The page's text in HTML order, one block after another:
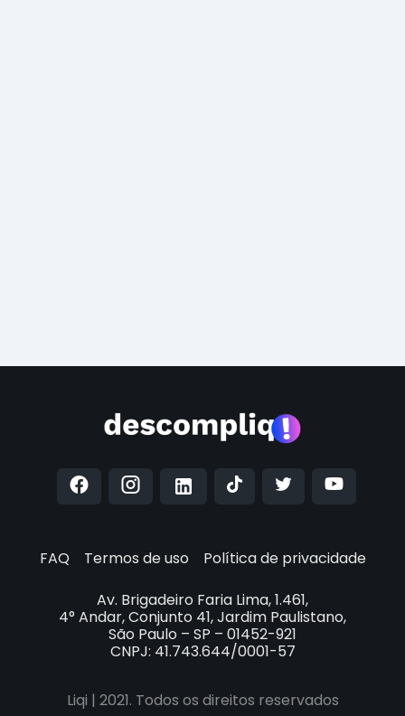
FAQ Termos de uso
Política de privacidade
Av. Brigadeiro Faria Lima, 1.461,
4° Andar, Conjunto 41, Jardim Paulistano,
São Paulo – SP – 01452-921
CNPJ: 41.743.644/0001-57
Liqi | 2021. Todos os direitos reservados